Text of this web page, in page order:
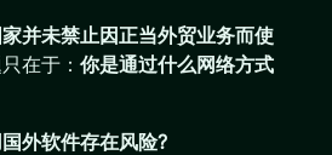
家并未禁止因正当外贸业务而使
在于： 你是通过什么网络方式
外软件存在风险?